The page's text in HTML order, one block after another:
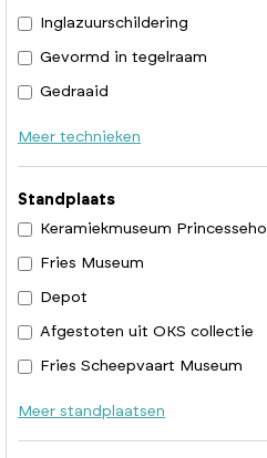
Inglazuurschildering
Gevormd in tegelraam
Gedraaid
Meer technieken
Standplaats
Keramiekmuseum
Fries Museum
Depot
Afgestoten uit OKS collectie
Fries Scheepvaart Museum
Meer standplaatsen